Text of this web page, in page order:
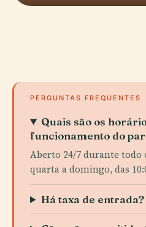
PERGUNTAS FREQUENTES
Quais são os
funcionamento do
Aberto 24/7 durante todo
quarta a domingo, das
Há taxa de entrada?